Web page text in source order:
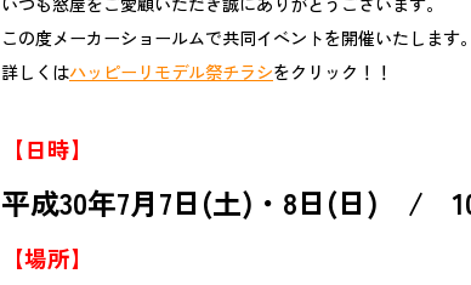
この度メーカーショールムで共同イベントを開催いたします
詳しくはハッピーリモデル祭チラシをクリック！！
【日時】
平成30年7月7日(土)・8日(日) / 10
【場所】